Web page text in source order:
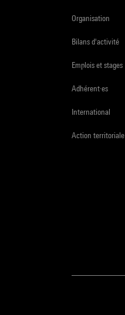
Organisation
Bilans d'activité
Emplois et stages
Adhérent·es
International
Action territoriale